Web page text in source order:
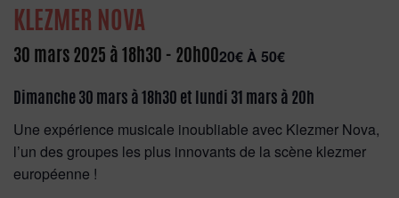
KLEZMER NOVA
30 mars 2025 à 18h30 - 20h0020€ À 50€
Dimanche 30 mars à 18h30 et lundi 31 mars à 20h
Une expérience musicale inoubliable avec Klezmer Nova,
l’un des groupes les plus innovants de la scène klezmer
européenne !